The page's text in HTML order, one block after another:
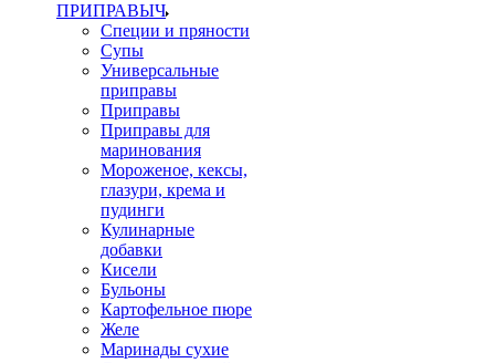
ПРИПРАВЫЧ
Специи и пряности
Супы
Универсальные
приправы
Приправы
Приправы для
маринования
Мороженое, кексы,
глазури, крема и
пудинги
Кулинарные
добавки
Кисели
Бульоны
Картофельное пюре
Желе
Маринады сухие